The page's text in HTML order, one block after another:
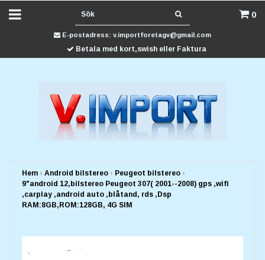
0
E-postadress: v.importforetagv@gmail.com
Betala med kort,swish eller Faktura
Hem › Android bilstereo › Peugeot bilstereo ›
9"android 12,bilstereo Peugeot 307( 2001--2008) gps ,wifi
,carplay ,android auto ,blåtand, rds ,Dsp
RAM:8GB,ROM:128GB, 4G SIM